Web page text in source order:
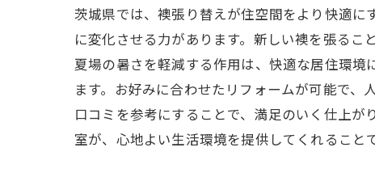
茨城県では、襖張り替えが住空間をより快適
に変化させる力があります。新しい襖を張る
夏場の暑さを軽減する作用は、快適な居住環
ます。お好みに合わせたリフォームが可能で、
口コミを参考にすることで、満足のいく仕上
室が、心地よい生活環境を提供してくれること